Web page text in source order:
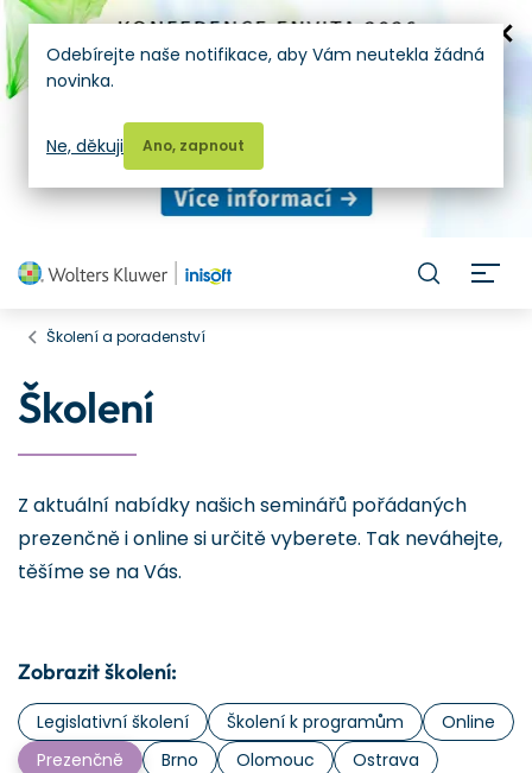
Školení a poradenství
Školení
Z aktuální nabídky našich seminářů pořádaných
prezenčně i online si určitě vyberete. Tak neváhejte,
těšíme se na Vás.
Zobrazit školení:
Legislativní školení Školení k programům
Online
Prezenčně
Brno Olomouc
Ostrava
Odebírejte naše notifikace, aby Vám neutekla žádná
novinka.
Ano, zapnout
Ne, děkuji